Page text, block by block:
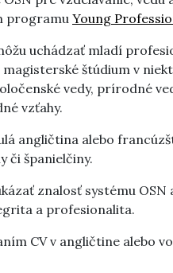
programu Young
uchádzať mladí
štúdium v
vedy, prírodné
vzťahy.
angličtina alebo
či španielčiny.
znalosť systému
a profesionalita.
CV v angličtine alebo